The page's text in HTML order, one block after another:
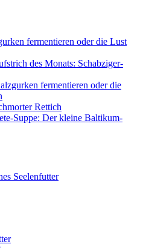
fermentieren oder die Lust
des Monats: Schabziger-
fermentieren oder die
Rettich
Suppe: Der kleine Baltikum-